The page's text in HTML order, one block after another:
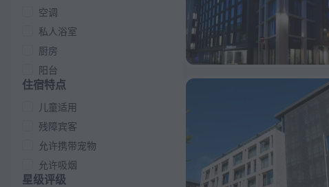
空调
私人浴室
厨房
阳台
住宿特点
儿童适用
残障宾客
允许携带宠物
允许吸烟
星级评级